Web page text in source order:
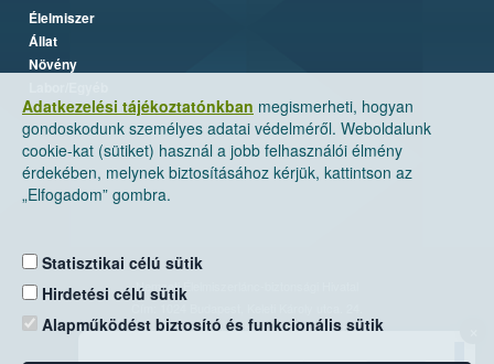
Adatkezelési tájékoztatónkban megismerheti, hogyan
gondoskodunk személyes adatai védelméről. Weboldalunk
cookie-kat (sütiket) használ a jobb felhasználói élmény
érdekében, melynek biztosításához kérjük, kattintson az
„Elfogadom” gombra.
Statisztikai célú sütik
Hirdetési célú sütik
Alapműködést biztosító és funkcionális sütik
Élelmiszer
Állat
Növény
Nemzeti Élelmiszerlánc-biztonsági Hivatal
Levelezési cím: 1525 Budapest. Pf. 30.